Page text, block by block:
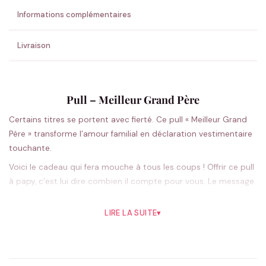
Informations complémentaires
Livraison
Pull – Meilleur Grand Père
Certains titres se portent avec fierté. Ce pull « Meilleur Grand
Père » transforme l’amour familial en déclaration vestimentaire
touchante.
Voici le cadeau qui fera mouche à tous les coups ! Offrir ce pull
à papy, c’est lui dire combien il compte pour vous. Le message
et moments de complicité. Sa coupe classique unisexe
LIRE LA SUITE▾